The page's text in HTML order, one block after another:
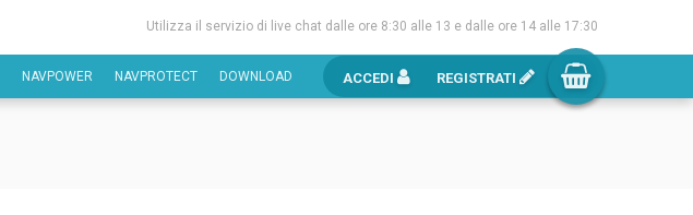
Utilizza il servizio di live chat dalle ore 8:30 alle 13 e dalle ore 14 alle 17:30
NAVPOWER NAVPROTECT DOWNLOAD ACCEDI REGISTRATI